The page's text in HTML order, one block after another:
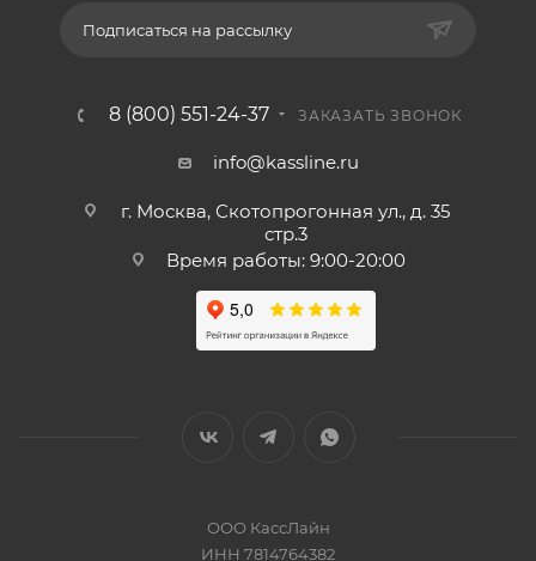
Подписаться на рассылку
8 (800) 551-24-37 ЗАКАЗАТЬ ЗВОНОК
info@kassline.ru
г. Москва, Скотопрогонная ул., д. 35
стр.3
Время работы: 9:00-20:00
ООО КассЛайн
ИНН 7814764382